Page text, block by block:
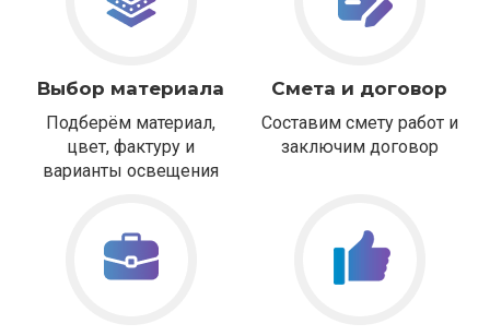
Выбор материала
Подберём материал,
цвет, фактуру и
варианты освещения
Смета и договор
Составим смету работ и
заключим договор